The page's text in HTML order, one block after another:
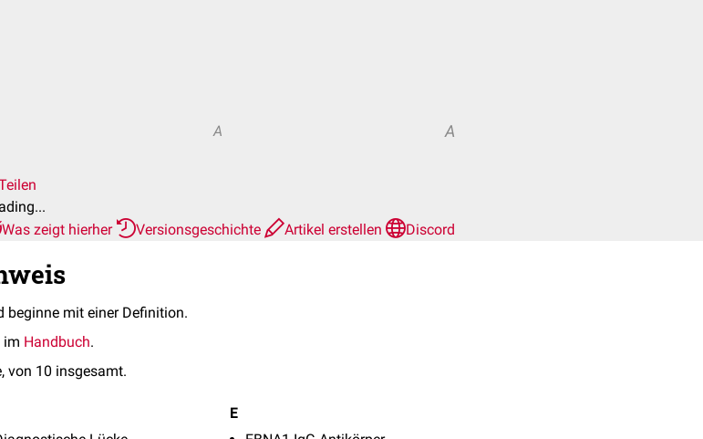
A A
Was zeigt hierher
Versionsgeschichte Artikel erstellen Discord
beginne mit einer Definition.
im Handbuch.
von 10 insgesamt.
E